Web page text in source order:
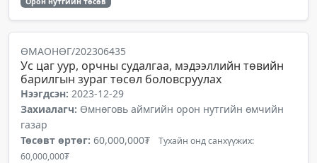
ӨМАОНӨГ/202306435
Ус цаг уур, орчны судалгаа, мэдээллийн төвийн
барилгын зураг төсөл боловсруулах
Нээгдсэн: 2023-12-29
Захиалагч: Өмнөговь аймгийн орон нутгийн өмчийн
газар
Төсөвт өртөг: 60,000,000₮ Тухайн онд санхүүжих:
60,000,000₮